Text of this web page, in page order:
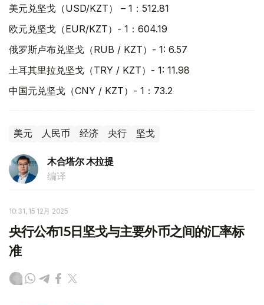
美元兑坚戈（USD/KZT） – 1：512.81
欧元兑坚戈（EUR/KZT）- 1：604.19
俄罗斯卢布兑坚戈（RUB / KZT）- 1: 6.57
土耳其里拉兑坚戈（TRY / KZT）- 1: 11.98
中国元兑坚戈（CNY / KZT）- 1：73.2
美元 人民币 经济 央行 坚戈
木合塔尔 木拉提
编译
10:31, 15 12月 2025
央行公布15日坚戈与主要外币之间的汇率标
准